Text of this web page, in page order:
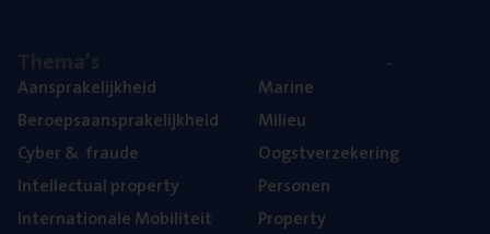
Aan­spra­ke­lijk­heid
Beroeps­aan­spra­ke­lijk­heid
Cyber& fraude
Intel­lec­tu­al property
Inter­na­ti­o­na­le Mobiliteit
Mari­ne
Mili­eu
Oogst­ver­ze­ke­ring
Per­so­nen
Pro­per­ty